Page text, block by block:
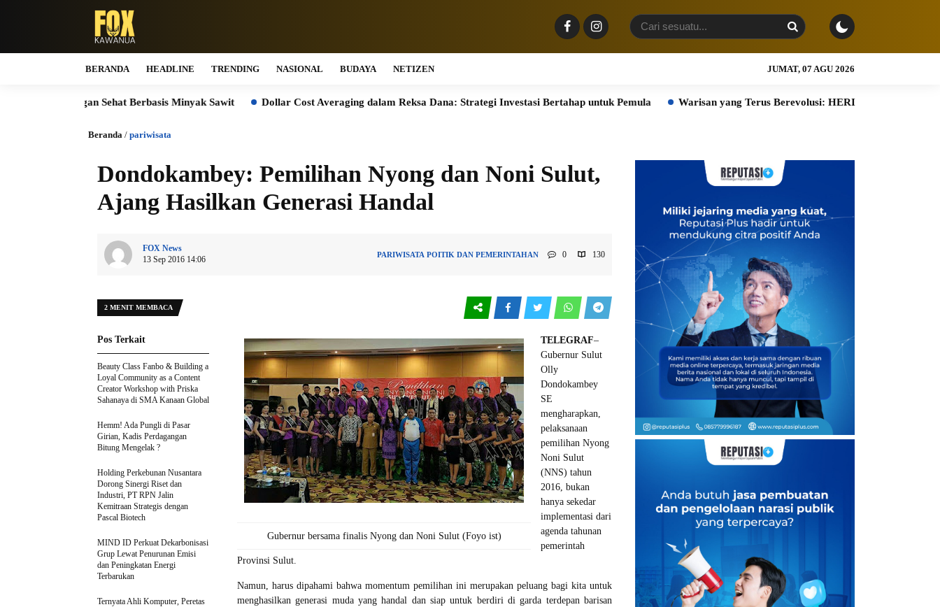
BERANDA HEADLINE TRENDING NASIONAL BUDAYA NETIZEN JUMAT, 07 AGU 2026
Sehat Berbasis Minyak Sawit Dollar Cost Averaging dalam Reksa Dana: Strategi Investasi Bertahap untuk Pemula Warisan yang Terus Berevolusi: HERITAGE REIMAGINED di
Beranda / pariwisata
Dondokambey: Pemilihan Nyong dan Noni Sulut,
Ajang Hasilkan Generasi Handal
FOX News
13 Sep 2016 14:06
PARIWISATA POITIK DAN PEMERINTAHAN 0 130
2 MENIT MEMBACA
Gubernur bersama finalis Nyong dan Noni Sulut (Foyo ist)
TELEGRAF–
Gubernur Sulut
Olly
Dondokambey
SE
mengharapkan,
pelaksanaan
pemilihan Nyong
Noni Sulut
(NNS) tahun
2016, bukan
hanya sekedar
implementasi dari
agenda tahunan
pemerintah
Provinsi Sulut.
Namun, harus dipahami bahwa momentum pemilihan ini merupakan peluang bagi kita untuk
menghasilkan generasi muda yang handal dan siap untuk berdiri di garda terdepan barisan
Pos Terkait
Beauty Class Fanbo & Building a
Loyal Community as a Content
Creator Workshop with Priska
Sahanaya di SMA Kanaan Global
Hemm! Ada Pungli di Pasar
Girian, Kadis Perdagangan
Bitung Mengelak ?
Holding Perkebunan Nusantara
Dorong Sinergi Riset dan
Industri, PT RPN Jalin
Kemitraan Strategis dengan
Pascal Biotech
MIND ID Perkuat Dekarbonisasi
Grup Lewat Penurunan Emisi
dan Peningkatan Energi
Terbarukan
Ternyata Ahli Komputer, Peretas